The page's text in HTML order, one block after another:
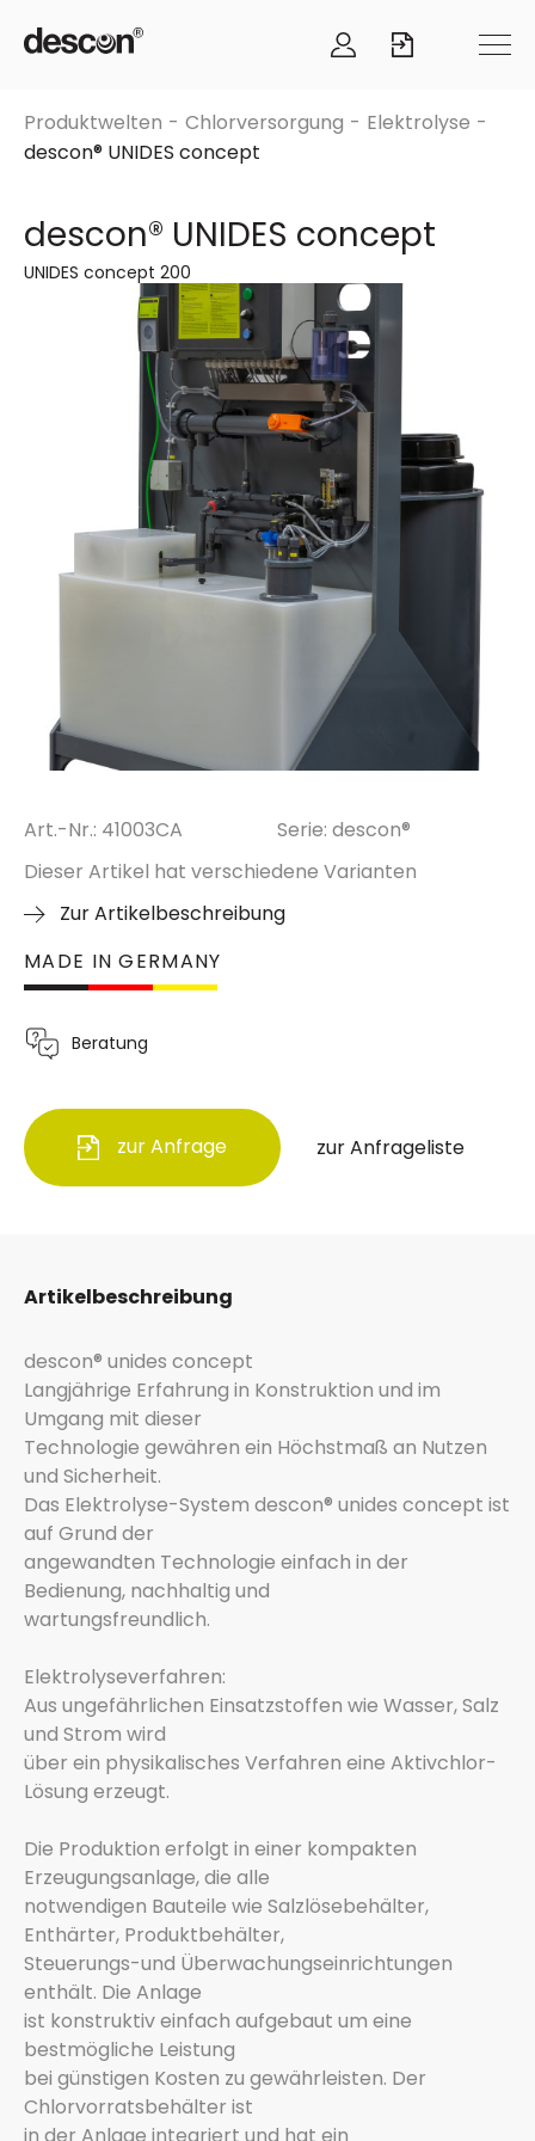
Produktwelten Chlorversorgung
Elektrolyse
descon® UNIDES concept
descon® UNIDES concept
UNIDES concept 200
Art.-Nr.: 41003CA
Serie: descon®
Dieser Artikel hat verschiedene Varianten
Zur Artikelbeschreibung
MADE IN GERMANY
Beratung
zur Anfrage zur Anfrageliste
Artikelbeschreibung
descon® unides concept
Langjährige Erfahrung in Konstruktion und im
Umgang mit dieser
Technologie gewähren ein Höchstmaß an Nutzen
und Sicherheit.
Das Elektrolyse-System descon® unides concept ist
auf Grund der
angewandten Technologie einfach in der
Bedienung, nachhaltig und
wartungsfreundlich.
Elektrolyseverfahren:
Aus ungefährlichen Einsatzstoffen wie Wasser, Salz
und Strom wird
über ein physikalisches Verfahren eine Aktivchlor-
Lösung erzeugt.
Die Produktion erfolgt in einer kompakten
Erzeugungsanlage, die alle
notwendigen Bauteile wie Salzlösebehälter,
Enthärter, Produktbehälter,
Steuerungs-und Überwachungseinrichtungen
enthält. Die Anlage
ist konstruktiv einfach aufgebaut um eine
bestmögliche Leistung
bei günstigen Kosten zu gewährleisten. Der
Chlorvorratsbehälter ist